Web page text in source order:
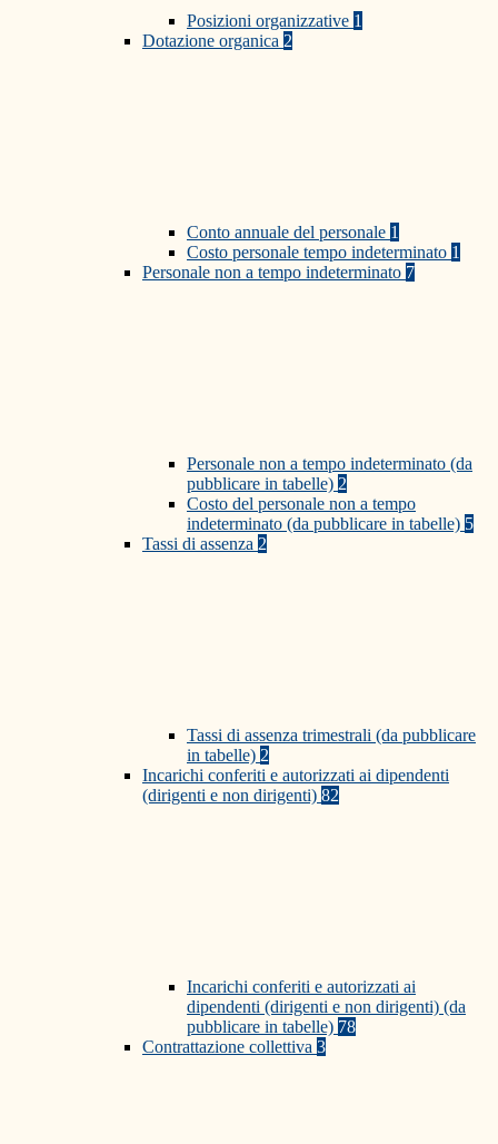
Posizioni organizzative 1
Dotazione organica 2
Conto annuale del personale 1
Costo personale tempo indeterminato 1
Personale non a tempo indeterminato 7
Personale non a tempo indeterminato (da
pubblicare in tabelle) 2
Costo del personale non a tempo
indeterminato (da pubblicare in tabelle) 5
Tassi di assenza 2
Tassi di assenza trimestrali (da pubblicare
in tabelle) 2
Incarichi conferiti e autorizzati ai dipendenti
(dirigenti e non dirigenti) 82
Incarichi conferiti e autorizzati ai
dipendenti (dirigenti e non dirigenti) (da
pubblicare in tabelle) 78
Contrattazione collettiva 3